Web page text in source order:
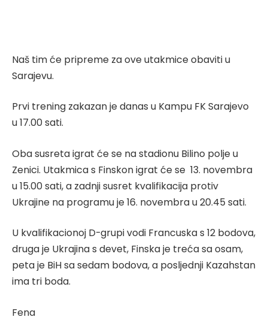
Naš tim će pripreme za ove utakmice obaviti u
Sarajevu.
Prvi trening zakazan je danas u Kampu FK Sarajevo
u 17.00 sati.
Oba susreta igrat će se na stadionu Bilino polje u
Zenici. Utakmica s Finskon igrat će se 13. novembra
u 15.00 sati, a zadnji susret kvalifikacija protiv
Ukrajine na programu je 16. novembra u 20.45 sati.
U kvalifikacionoj D-grupi vodi Francuska s 12 bodova,
druga je Ukrajina s devet, Finska je treća sa osam,
peta je BiH sa sedam bodova, a posljednji Kazahstan
ima tri boda.
Fena